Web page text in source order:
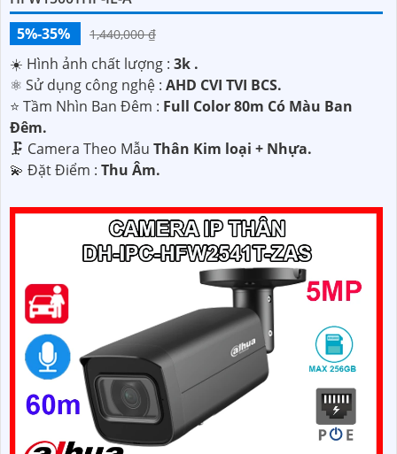
5%-35%
1,440,000 ₫
☀️ Hình ảnh chất lượng : 3k .
⚛️ Sử dụng công nghệ : AHD CVI TVI BCS.
⭐ Tầm Nhìn Ban Đêm : Full Color 80m Có Màu Ban
Ðêm.
🗜️ Camera Theo Mẫu Thân Kim loại + Nhựa.
️💫 Đặt Điểm : Thu Âm.